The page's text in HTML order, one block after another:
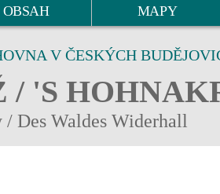
OBSAH MAPY
V ČESKÝCH
'S
/ Des Waldes Widerhall